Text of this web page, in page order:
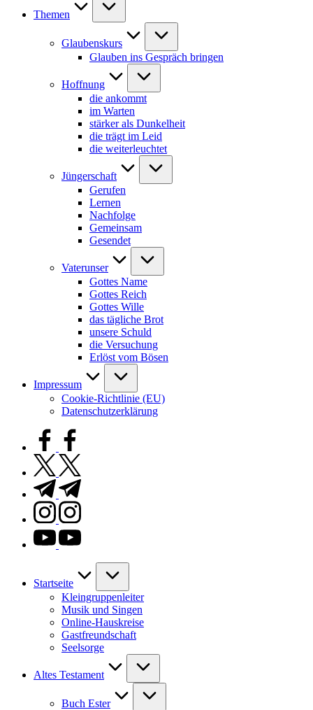
Themen
Glaubenskurs
Glauben ins Gespräch bringen
Hoffnung
die ankommt
im Warten
stärker als Dunkelheit
die trägt im Leid
die weiterleuchtet
Jüngerschaft
Gerufen
Lernen
Nachfolge
Gemeinsam
Gesendet
Vaterunser
Gottes Name
Gottes Reich
Gottes Wille
das tägliche Brot
unsere Schuld
die Versuchung
Erlöst vom Bösen
Impressum
Cookie-Richtlinie (EU)
Datenschutzerklärung
facebook.com
twitter.com
t.me
instagram.com
youtube.com
Startseite
Kleingruppenleiter
Musik und Singen
Online-Hauskreise
Gastfreundschaft
Seelsorge
Altes Testament
Buch Ester